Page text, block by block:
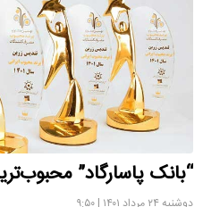
“بانک پاسارگاد”